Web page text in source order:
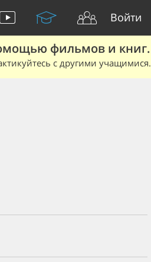
Войти
фильмов и книг.
с другими учащимися.